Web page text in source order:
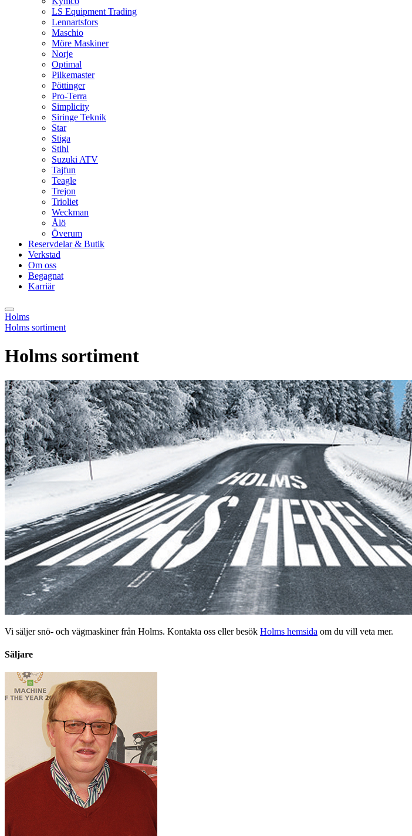
LS Equipment Trading
Lennartsfors
Maschio
Möre Maskiner
Norje
Optimal
Pilkemaster
Pöttinger
Pro-Terra
Simplicity
Siringe Teknik
Star
Stiga
Stihl
Suzuki ATV
Tajfun
Teagle
Trejon
Trioliet
Weckman
Ålö
Överum
Reservdelar & Butik
Verkstad
Om oss
Begagnat
Karriär
Holms
Holms sortiment
Holms sortiment
Vi säljer snö- och vägmaskiner från Holms. Kontakta oss eller besök Holms hemsida om du vill veta mer.
Säljare